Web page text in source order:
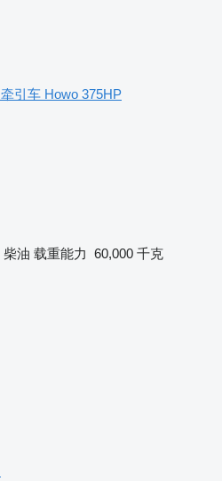
牵引车 Howo 375HP
柴油 载重能力 60,000 千克